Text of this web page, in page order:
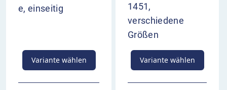
e, einseitig
Variante wählen
1451,
verschiedene
Größen
Variante wählen